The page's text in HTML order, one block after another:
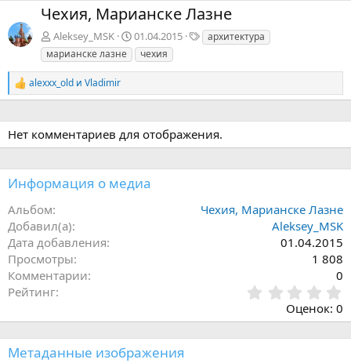
Чехия, Марианске Лазне
Aleksey_MSK 01.04.2015
Т
е
архитектура
марианске лазне
чехия
Р
е
к
ц
и
:
alexxx_old и Vladimir
Нет комментариев для отображения.
Информация о медиа
Альбом
Чехия, Марианске Лазне
Добавил(а)
Aleksey_MSK
Дата добавления
01.04.2015
Просмотры
1 808
Комментарии
0
Рейтинг
0
0
Оценок: 0
Метаданные изображения